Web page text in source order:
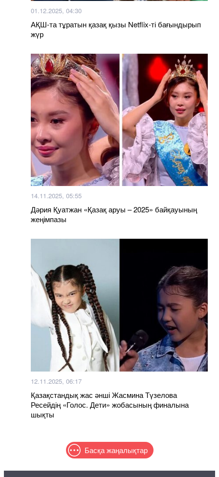
01.12.2025, 04:30
АҚШ-та тұратын қазақ қызы Netflix-ті бағындырып
жүр
14.11.2025, 05:55
Дәрия Қуатжан «Қазақ аруы – 2025» байқауының
жеңімпазы
12.11.2025, 06:17
Қазақстандық жас әнші Жасмина Түзелова
Ресейдің «Голос. Дети» жобасының финалына
шықты
Басқа жаңалықтар